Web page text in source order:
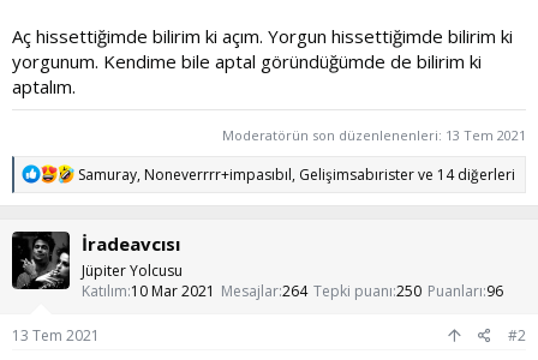
Aç hissettiğimde bilirim ki açım. Yorgun hissettiğimde bilirim ki
yorgunum. Kendime bile aptal göründüğümde de bilirim ki
aptalım.
Moderatörün son düzenlenenleri: 13 Tem 2021
T
p
k
e
:
Samuray,Noneverrrr+impasıbıl, Gelişimsabıristerve 14 diğerleri
İradeavcısı
Jüpiter Yolcusu
Katılım 10 Mar 2021 Mesajlar264 Tepki puanı 250 Puanları 96
13 Tem 2021 #2